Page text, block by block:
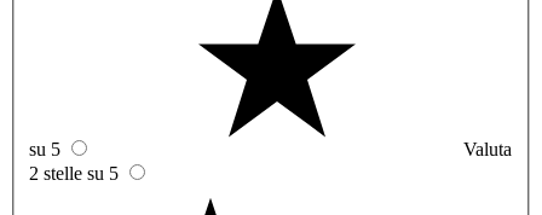
su 5
Valuta
2 stelle su 5